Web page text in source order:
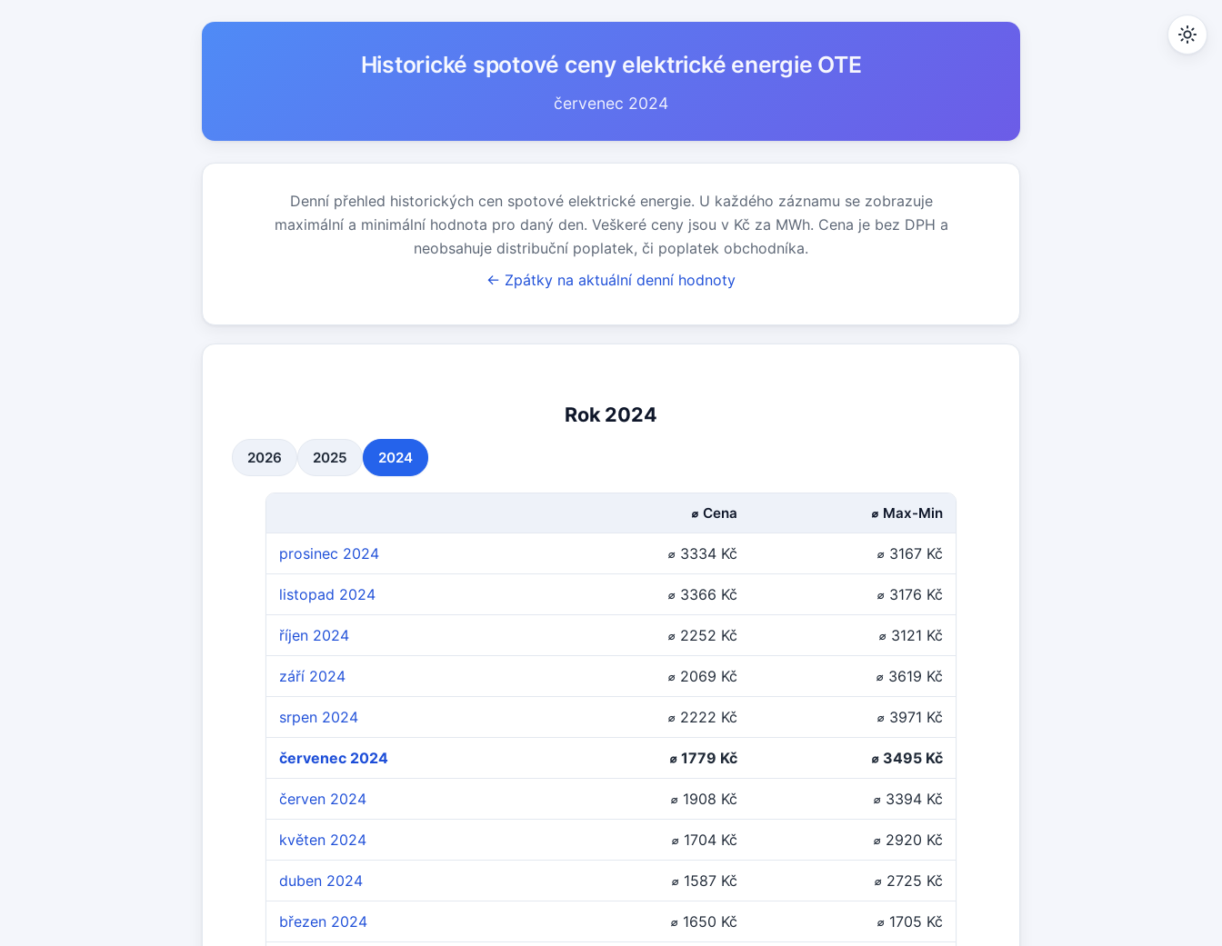
Historické spotové ceny elektrické energie OTE
červenec 2024
Denní přehled historických cen spotové elektrické energie. U každého záznamu se zobrazuje
maximální a minimální hodnota pro daný den. Veškeré ceny jsou v Kč za MWh. Cena je bez DPH a
neobsahuje distribuční poplatek, či poplatek obchodníka.
← Zpátky na aktuální denní hodnoty
Rok 2024
2026 2025 2024
⌀ Cena ⌀ Max-Min
prosinec 2024 ⌀ 3334 Kč ⌀ 3167 Kč
listopad 2024 ⌀ 3366 Kč ⌀ 3176 Kč
říjen 2024 ⌀ 2252 Kč ⌀ 3121 Kč
září 2024 ⌀ 2069 Kč ⌀ 3619 Kč
srpen 2024 ⌀ 2222 Kč ⌀ 3971 Kč
červenec 2024 ⌀ 1779 Kč ⌀ 3495 Kč
červen 2024 ⌀ 1908 Kč ⌀ 3394 Kč
květen 2024 ⌀ 1704 Kč ⌀ 2920 Kč
duben 2024 ⌀ 1587 Kč ⌀ 2725 Kč
březen 2024 ⌀ 1650 Kč ⌀ 1705 Kč